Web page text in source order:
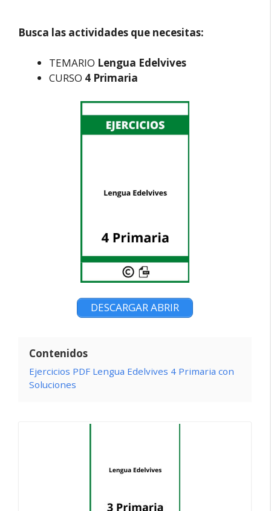
Busca las actividades que necesitas:
TEMARIO Lengua Edelvives
CURSO 4 Primaria
DESCARGAR ABRIR
Contenidos
Ejercicios PDF Lengua Edelvives 4 Primaria con
Soluciones